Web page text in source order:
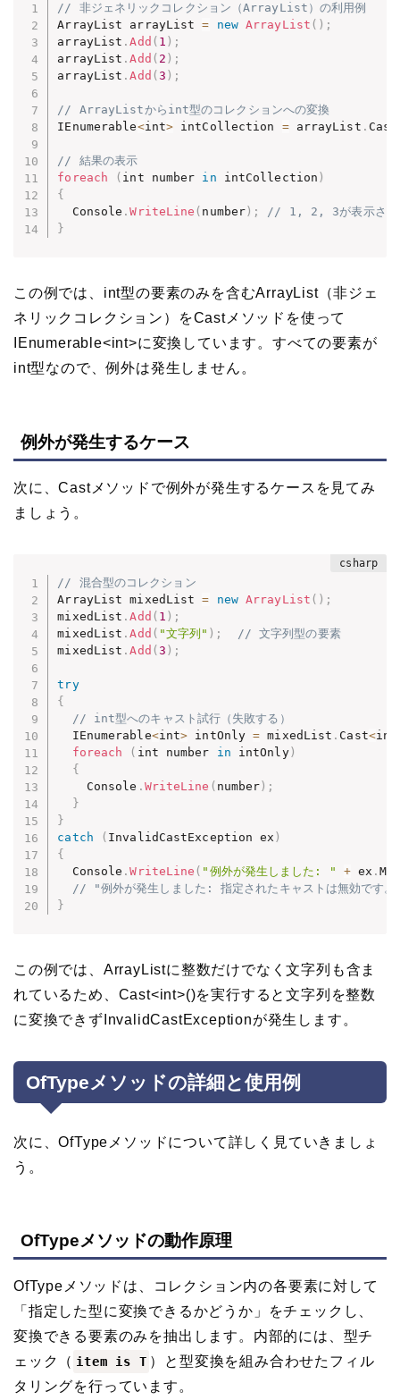
// 非ジェネリックコレクション（ArrayList）の利用例
ArrayList arrayList = new ArrayList ( ) ;
arrayList .Add ( 1 ) ;
arrayList .Add ( 2 ) ;
arrayList .Add ( 3 ) ;
// ArrayListからint型のコレクションへの変換
IEnumerable<int> intCollection = arrayList . Cast
// 結果の表示
foreach
( int number in intCollection )
{
  Console
.WriteLine ( number ) ;
// 1, 2, 3が表示され
}
この例では、int型の要素のみを含むArrayList（非ジェ
ネリックコレクション）をCastメソッドを使って
IEnumerable<int>に変換しています。すべての要素が
int型なので、例外は発生しません。
例外が発生するケース
次に、Castメソッドで例外が発生するケースを見てみ
ましょう。
// 混合型のコレクション
ArrayList mixedList = new ArrayList ( ) ;
mixedList .Add ( 1 ) ;
mixedList .Add ( "文字列" ) ;
// 文字列型の要素
mixedList .Add ( 3 ) ;
try
{
// int型へのキャスト試行（失敗する）
  IEnumerable
<int> intOnly = mixedList . Cast<int
foreach
( int number in intOnly)
{
    Console
. WriteLine ( number ) ;
}
}
catch
( InvalidCastException ex )
{
  Console
.WriteLine ( "例外が発生しました: " + ex .
// "例外が発生しました: 指定されたキャストは無効です。
}
この例では、ArrayListに整数だけでなく文字列も含ま
れているため、Cast<int>()を実行すると文字列を整数
に変換できずInvalidCastExceptionが発生します。
OfTypeメソッドの詳細と使用例
次に、OfTypeメソッドについて詳しく見ていきましょ
う。
OfTypeメソッドの動作原理
OfTypeメソッドは、コレクション内の各要素に対して
「指定した型に変換できるかどうか」をチェックし、
変換できる要素のみを抽出します。内部的には、型チ
ェック（ item is T ）と型変換を組み合わせたフィル
タリングを行っています。